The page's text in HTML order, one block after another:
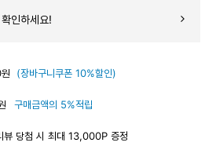
인하세요!
(장바구니쿠폰 10%할인)
구매금액의 5%적립
뷰 당첨 시 최대 13,000P 증정